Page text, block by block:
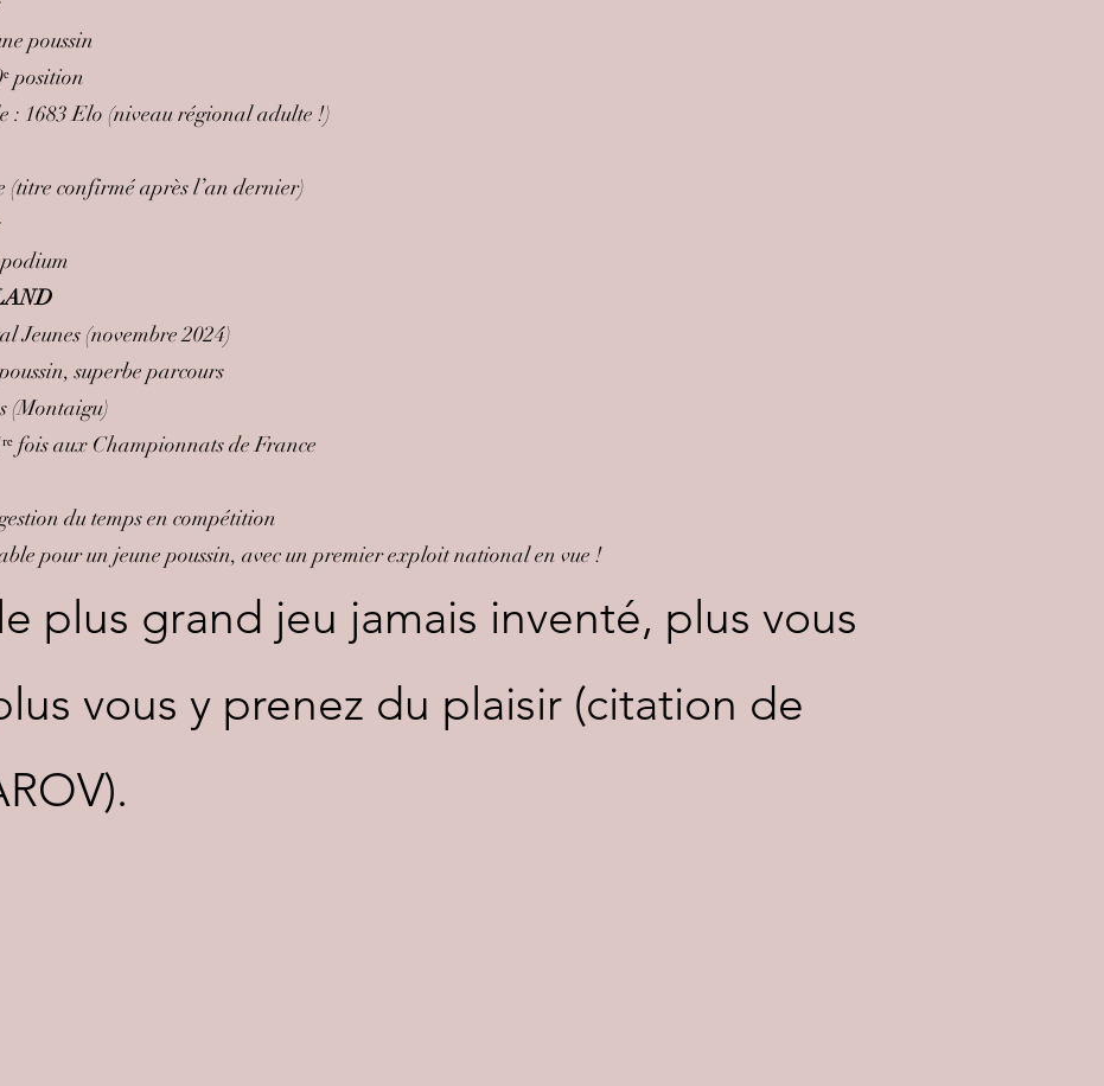
poussin
position
: 1683 Elo (niveau régional adulte !)
(titre confirmé après l’an dernier)
Jeunes (novembre 2024)
superbe parcours
(Montaigu)
fois aux Championnats de France
du temps en compétition
pour un jeune poussin, avec un premier exploit national en vue !
le plus grand jeu jamais inventé, plus vous
vous y prenez du plaisir (citation de